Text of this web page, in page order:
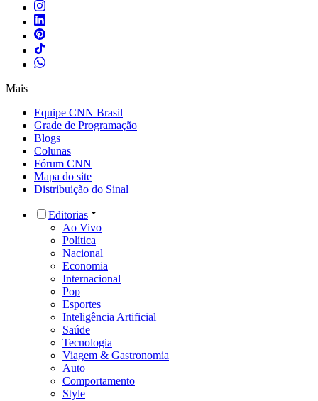
Mais
Equipe CNN Brasil
Grade de Programação
Blogs
Colunas
Fórum CNN
Mapa do site
Distribuição do Sinal
Editorias
Ao Vivo
Política
Nacional
Economia
Internacional
Pop
Esportes
Inteligência Artificial
Saúde
Tecnologia
Viagem & Gastronomia
Auto
Comportamento
Style